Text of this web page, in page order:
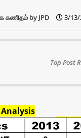
கணிதம் by JPD 3/13/
Top Post